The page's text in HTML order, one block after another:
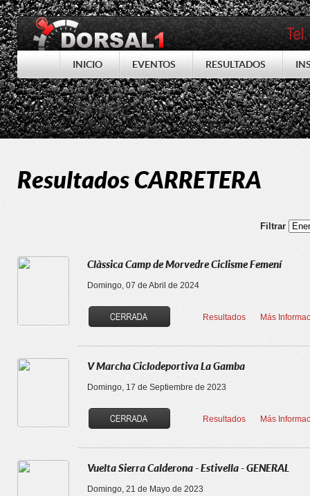
INICIO EVENTOS RESULTADOS
Resultados CARRETERA
Filtrar
Clàssica Camp de Morvedre Ciclisme Femení
Domingo, 07 de Abril de 2024
Resultados Más
V Marcha Ciclodeportiva La Gamba
Domingo, 17 de Septiembre de 2023
Resultados Más
Vuelta Sierra Calderona - Estivella - GENERAL
Domingo, 21 de Mayo de 2023